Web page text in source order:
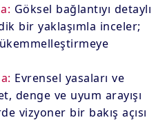
Göksel bağlantıyı detaylı
bir yaklaşımla inceler;
Evrensel yasaları ve
denge ve uyum arayışı
vizyoner bir bakış açısı